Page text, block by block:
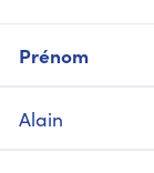
Prénom
Alain